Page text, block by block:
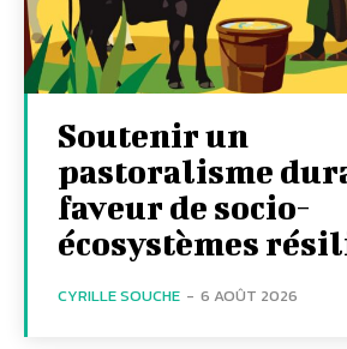
Soutenir un
pastoralisme
faveur de socio-
écosystèmes
CYRILLE SOUCHE - 6 AOÛT 2026